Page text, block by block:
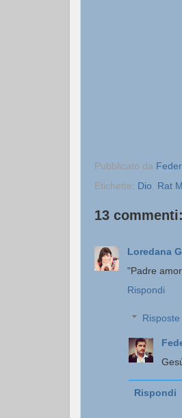
Pubblicato da
Etichette: Dio Rat
13 commenti:
Loredana
"Padre
Rispondi
Risposte
Rispondi